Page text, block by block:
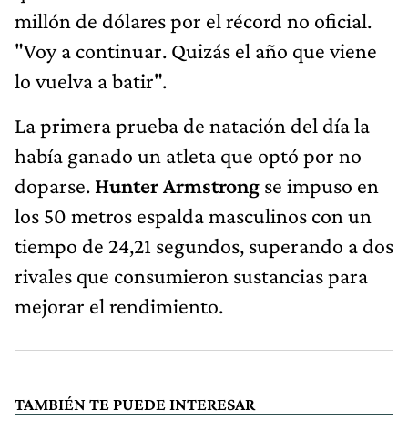
millón de dólares por el récord no oficial.
"Voy a continuar. Quizás el año que viene
lo vuelva a batir".
La primera prueba de natación del día la
había ganado un atleta que optó por no
doparse. Hunter Armstrong se impuso en
los 50 metros espalda masculinos con un
tiempo de 24,21 segundos, superando a dos
rivales que consumieron sustancias para
mejorar el rendimiento.
TAMBIÉN TE PUEDE INTERESAR